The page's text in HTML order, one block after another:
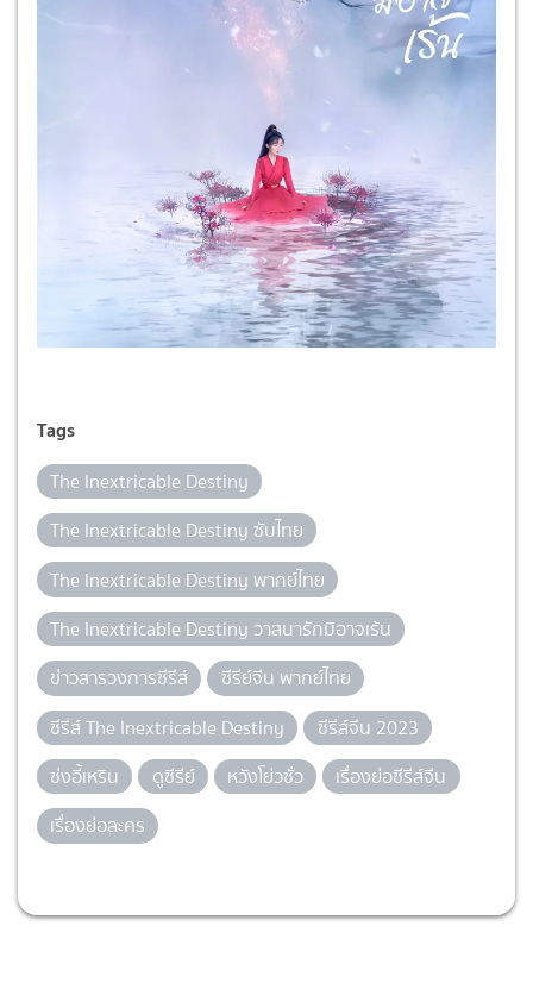
Tags
The Inextricable Destiny
The Inextricable Destiny ซับไทย
The Inextricable Destiny พากย์ไทย
The Inextricable Destiny วาสนารักมิอาจเร้น
ข่าวสารวงการซีรีส์
ซีรีย์จีน พากย์ไทย
ซีรีส์ The Inextricable Destiny
ซีรีส์จีน 2023
ซ่งอี้เหริน
ดูซีรีย์ หวังโย่วซั่ว
เรื่องย่อซีรีส์จีน
เรื่องย่อละคร